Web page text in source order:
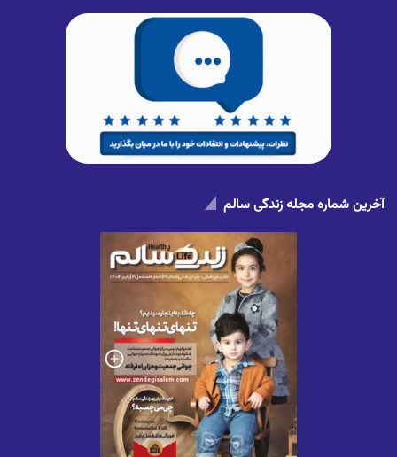
آخرین شماره مجله زندگی سالم